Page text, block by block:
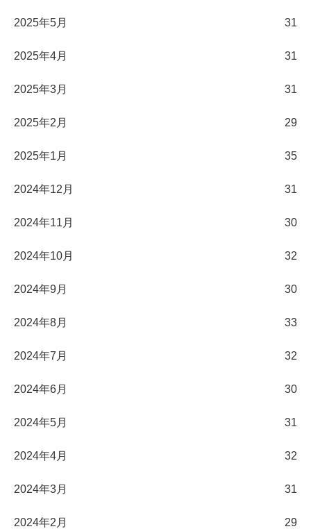
2025年5月 31
2025年4月 31
2025年3月 31
2025年2月 29
2025年1月 35
2024年12月 31
2024年11月 30
2024年10月 32
2024年9月 30
2024年8月 33
2024年7月 32
2024年6月 30
2024年5月 31
2024年4月 32
2024年3月 31
2024年2月 29